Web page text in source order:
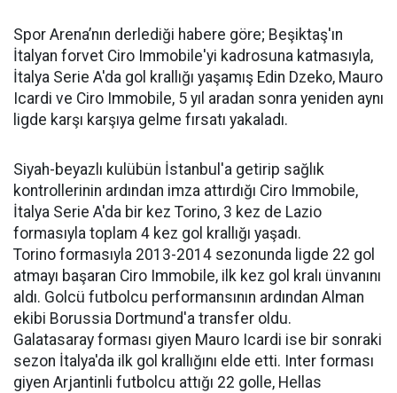
Spor Arena’nın derlediği habere göre; Beşiktaş'ın
İtalyan forvet Ciro Immobile'yi kadrosuna katmasıyla,
İtalya Serie A'da gol krallığı yaşamış Edin Dzeko, Mauro
Icardi ve Ciro Immobile, 5 yıl aradan sonra yeniden aynı
ligde karşı karşıya gelme fırsatı yakaladı.
Siyah-beyazlı kulübün İstanbul'a getirip sağlık
kontrollerinin ardından imza attırdığı Ciro Immobile,
İtalya Serie A'da bir kez Torino, 3 kez de Lazio
formasıyla toplam 4 kez gol krallığı yaşadı.
Torino formasıyla 2013-2014 sezonunda ligde 22 gol
atmayı başaran Ciro Immobile, ilk kez gol kralı ünvanını
aldı. Golcü futbolcu performansının ardından Alman
ekibi Borussia Dortmund'a transfer oldu.
Galatasaray forması giyen Mauro Icardi ise bir sonraki
sezon İtalya'da ilk gol krallığını elde etti. Inter forması
giyen Arjantinli futbolcu attığı 22 golle, Hellas